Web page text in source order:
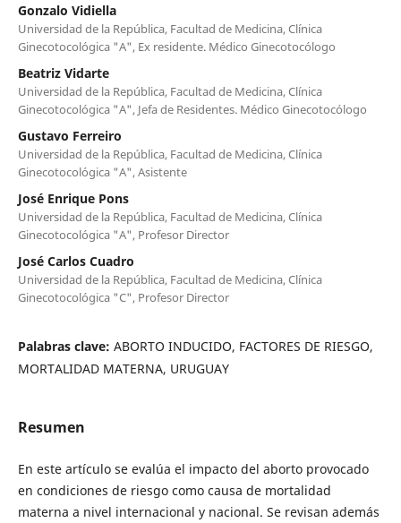
Gonzalo Vidiella
Universidad de la República, Facultad de Medicina, Clínica
Ginecotocológica "A", Ex residente. Médico Ginecotocólogo
Beatriz Vidarte
Universidad de la República, Facultad de Medicina, Clínica
Ginecotocológica "A", Jefa de Residentes. Médico Ginecotocólogo
Gustavo Ferreiro
Universidad de la República, Facultad de Medicina, Clínica
Ginecotocológica "A", Asistente
José Enrique Pons
Universidad de la República, Facultad de Medicina, Clínica
Ginecotocológica "A", Profesor Director
José Carlos Cuadro
Universidad de la República, Facultad de Medicina, Clínica
Ginecotocológica "C", Profesor Director
Palabras clave: ABORTO INDUCIDO, FACTORES DE RIESGO,
MORTALIDAD MATERNA, URUGUAY
Resumen
En este artículo se evalúa el impacto del aborto provocado
en condiciones de riesgo como causa de mortalidad
materna a nivel internacional y nacional. Se revisan además